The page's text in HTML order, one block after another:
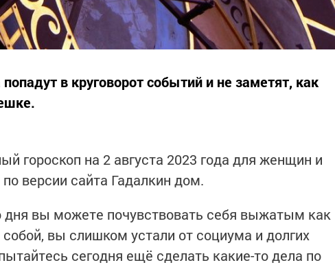
в круговорот событий и не заметят, как
гороскоп на 2 августа 2023 года для женщин и
версии сайта Гадалкин дом.
дня вы можете почувствовать себя выжатым как
вы слишком устали от социума и долгих
сегодня ещё сделать какие-то дела по